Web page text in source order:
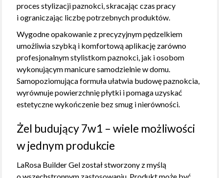
proces stylizacji paznokci, skracając czas pracy
i ograniczając liczbę potrzebnych produktów.
Wygodne opakowanie z precyzyjnym pędzelkiem
umożliwia szybką i komfortową aplikację zarówno
profesjonalnym stylistkom paznokci, jak i osobom
wykonującym manicure samodzielnie w domu.
Samopoziomująca formuła ułatwia budowę paznokcia,
wyrównuje powierzchnię płytki i pomaga uzyskać
estetyczne wykończenie bez smug i nierówności.
Żel budujący 7w1 – wiele możliwości
w jednym produkcie
LaRosa Builder Gel został stworzony z myślą